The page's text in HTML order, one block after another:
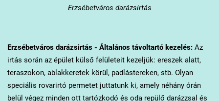
Erzsébetváros darázsirtás
Erzsébetvárosdarázsirtás - Általános távoltartó kezelés:Az
irtás során az épület külső felületeit kezeljük: ereszek alatt,
teraszokon, ablakkeretek körül, padlástereken, stb. Olyan
speciális rovarirtó permetet juttatunk ki, amely néhány órán
belül végez minden ott tartózkodó és oda repülő darázzsal és